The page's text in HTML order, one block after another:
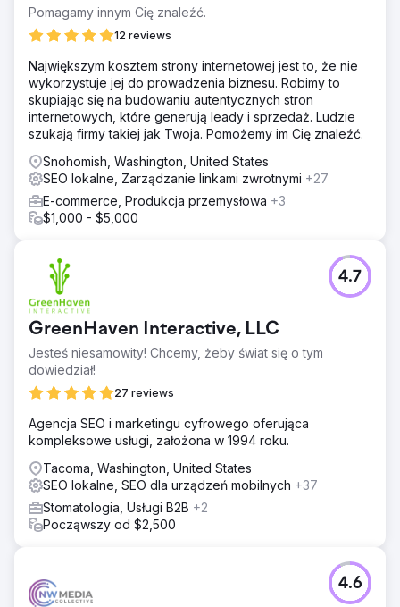
Pomagamy innym Cię znaleźć.
12 reviews
Największym kosztem strony internetowej jest to, że nie
wykorzystuje jej do prowadzenia biznesu. Robimy to
skupiając się na budowaniu autentycznych stron
internetowych, które generują leady i sprzedaż. Ludzie
szukają firmy takiej jak Twoja. Pomożemy im Cię znaleźć.
Snohomish, Washington, United States
SEO lokalne, Zarządzanie linkami zwrotnymi +27
E-commerce, Produkcja przemysłowa +3
$1,000 - $5,000
GreenHaven Interactive, LLC
Jesteś niesamowity! Chcemy, żeby świat się o tym
dowiedział!
27 reviews
4.7
Agencja SEO i marketingu cyfrowego oferująca
kompleksowe usługi, założona w 1994 roku.
Tacoma, Washington, United States
SEO lokalne, SEO dla urządzeń mobilnych +37
Stomatologia, Usługi B2B +2
Począwszy od $2,500
4.6